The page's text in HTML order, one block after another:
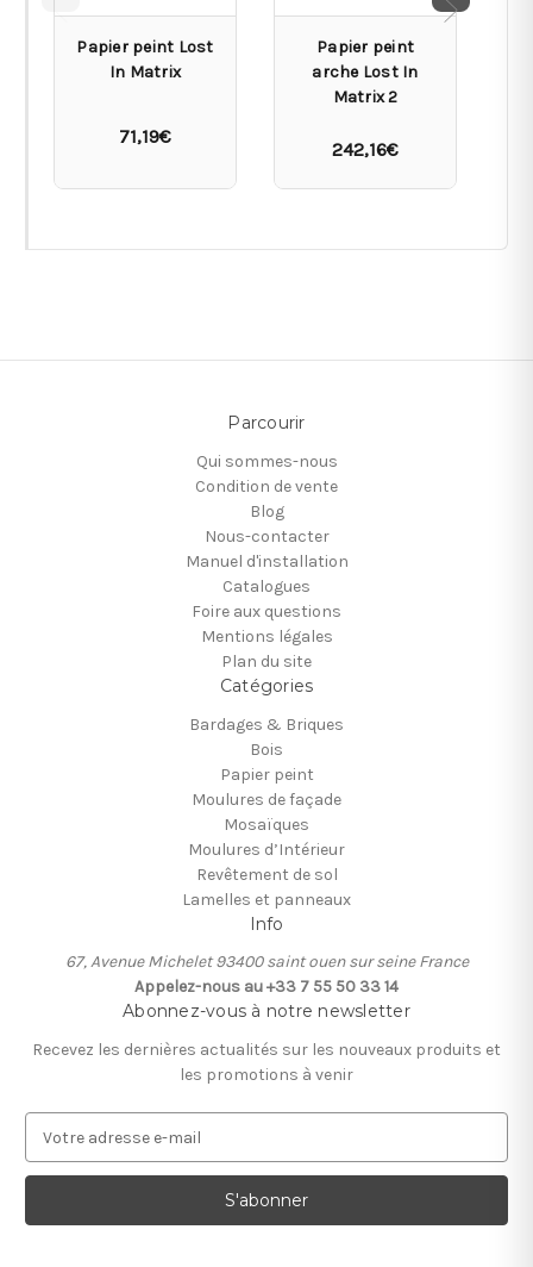
Papier peint Lost
In Matrix
71,19€
Papier peint
arche Lost In
Matrix 2
242,16€
Parcourir
Qui sommes-nous
Condition de vente
Blog
Nous-contacter
Manuel d'installation
Catalogues
Foire aux questions
Mentions légales
Plan du site
Catégories
Bardages & Briques
Bois
Papier peint
Moulures de façade
Mosaïques
Moulures d’Intérieur
Revêtement de sol
Lamelles et panneaux
Info
67, Avenue Michelet 93400 saint ouen sur seine France
Appelez-nous au +33 7 55 50 33 14
Abonnez-vous à notre newsletter
Recevez les dernières actualités sur les nouveaux produits et
les promotions à venir
r
s